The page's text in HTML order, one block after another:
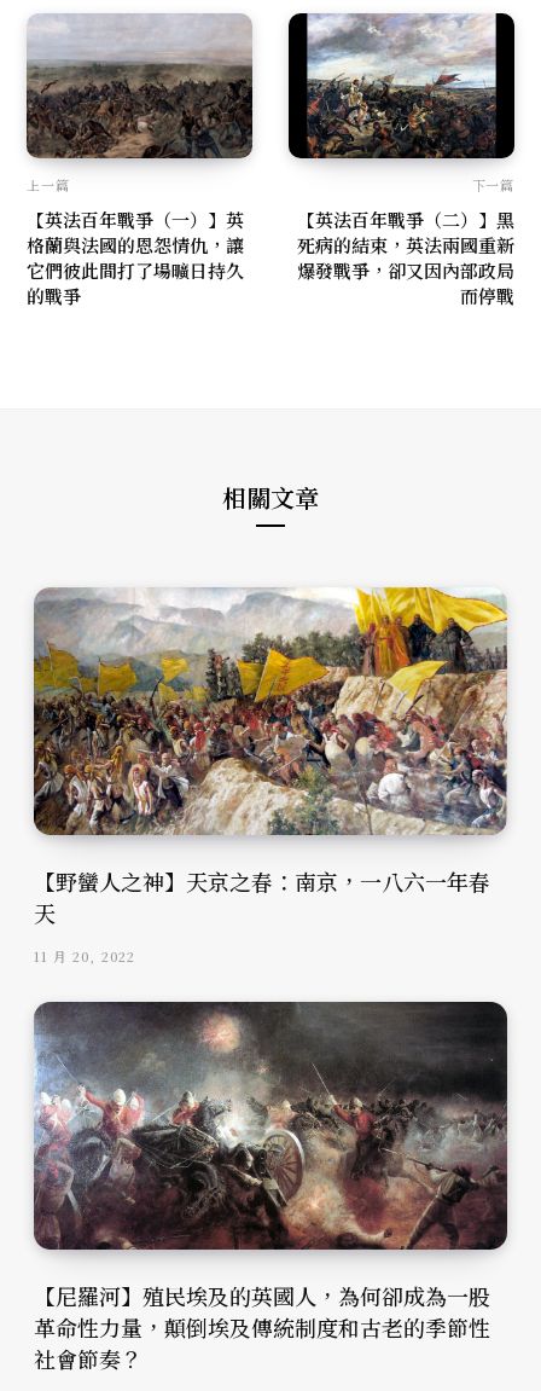
上一篇
【英法百年戰爭（一）】英
格蘭與法國的恩怨情仇，讓
它們彼此間打了場曠日持久
的戰爭
下一篇
【英法百年戰爭（二）】黑
死病的結束，英法兩國重新
爆發戰爭，卻又因內部政局
而停戰
相關文章
【野蠻人之神】天京之春：南京，一八六一年春
天
11 月 20, 2022
【尼羅河】殖民埃及的英國人，為何卻成為一股
革命性力量，顛倒埃及傳統制度和古老的季節性
社會節奏？